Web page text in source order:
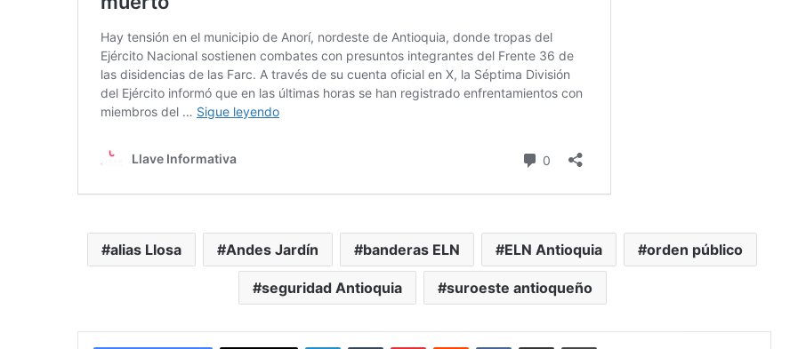
alias Llosa Andes Jardín banderas ELN ELN Antioquia orden público
seguridad Antioquia suroeste antioqueño